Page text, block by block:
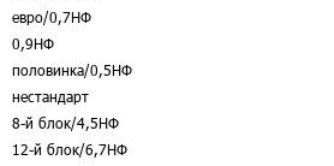
евро/0,7НФ
0,9НФ
половинка/0,5НФ
нестандарт
8-й блок/4,5НФ
12-й блок/6,7НФ